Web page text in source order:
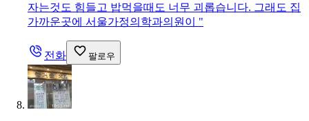
자는것도 힘들고 밥먹을때도 너무 괴롭습니다. 그래도 집
가까운곳에 서울가정의학과의원이 "
전화 팔로우